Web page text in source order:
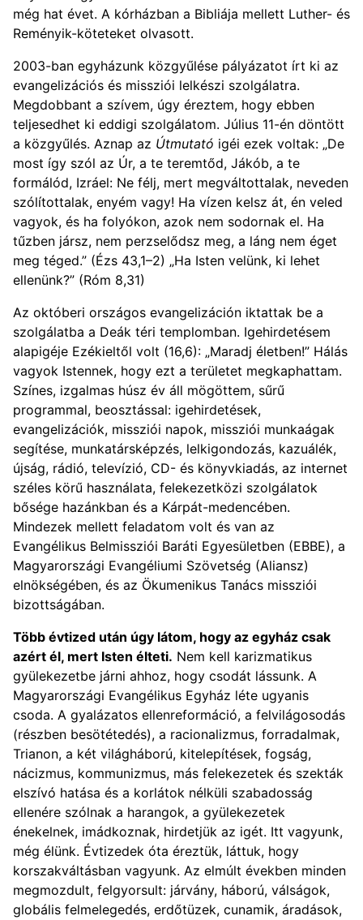
még hat évet. A kórházban a Bibliája mellett Luther- és
Reményik-köteteket olvasott.
2003-ban egyházunk közgyűlése pályázatot írt ki az
evangelizációs és missziói lelkészi szolgálatra.
Megdobbant a szívem, úgy éreztem, hogy ebben
teljesedhet ki eddigi szolgálatom. Július 11-én döntött
a közgyűlés. Aznap az Útmutató igéi ezek voltak: „De
most így szól az Úr, a te teremtőd, Jákób, a te
formálód, Izráel: Ne félj, mert megváltottalak, neveden
szólítottalak, enyém vagy! Ha vízen kelsz át, én veled
vagyok, és ha folyókon, azok nem sodornak el. Ha
tűzben jársz, nem perzselődsz meg, a láng nem éget
meg téged.” (Ézs 43,1–2) „Ha Isten velünk, ki lehet
ellenünk?” (Róm 8,31)
Az októberi országos evangelizáción iktattak be a
szolgálatba a Deák téri templomban. Igehirdetésem
alapigéje Ezékieltől volt (16,6): „Maradj életben!” Hálás
vagyok Istennek, hogy ezt a területet megkaphattam.
Színes, izgalmas húsz év áll mögöttem, sűrű
programmal, beosztással: igehirdetések,
evangelizációk, missziói napok, missziói munkaágak
segítése, munkatársképzés, lelkigondozás, kazuálék,
újság, rádió, televízió, CD- és könyvkiadás, az internet
széles körű használata, felekezetközi szolgálatok
bősége hazánkban és a Kárpát-medencében.
Mindezek mellett feladatom volt és van az
Evangélikus Belmissziói Baráti Egyesületben (EBBE), a
Magyarországi Evangéliumi Szövetség (Aliansz)
elnökségében, és az Ökumenikus Tanács missziói
bizottságában.
Több évtized után úgy látom, hogy az egyház csak
azért él, mert Isten élteti. Nem kell karizmatikus
gyülekezetbe járni ahhoz, hogy csodát lássunk. A
Magyarországi Evangélikus Egyház léte ugyanis
csoda. A gyalázatos ellenreformáció, a felvilágosodás
(részben besötétedés), a racionalizmus, forradalmak,
Trianon, a két világháború, kitelepítések, fogság,
nácizmus, kommunizmus, más felekezetek és szekták
elszívó hatása és a korlátok nélküli szabadosság
ellenére szólnak a harangok, a gyülekezetek
énekelnek, imádkoznak, hirdetjük az igét. Itt vagyunk,
még élünk. Évtizedek óta éreztük, láttuk, hogy
korszakváltásban vagyunk. Az elmúlt években minden
megmozdult, felgyorsult: járvány, háború, válságok,
globális felmelegedés, erdőtüzek, cunamik, áradások,